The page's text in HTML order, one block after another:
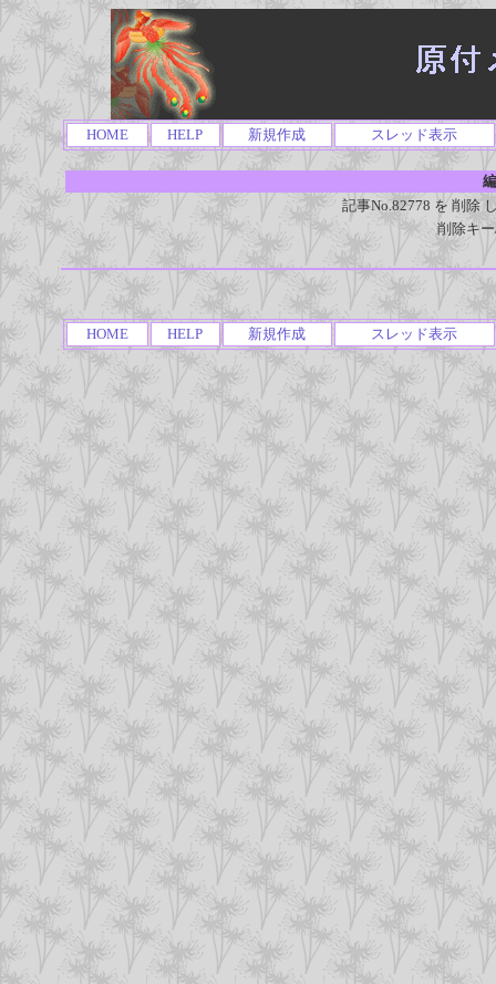
HOME HELP 新規作成 スレッド表示
記事No.82778 を 削除
削除キ
HOME HELP 新規作成 スレッド表示